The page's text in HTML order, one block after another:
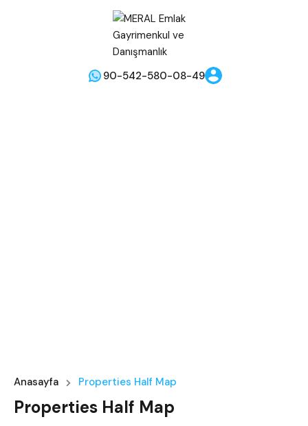
90-542-580-08-49
Anasayfa Properties Half Map
Properties Half Map